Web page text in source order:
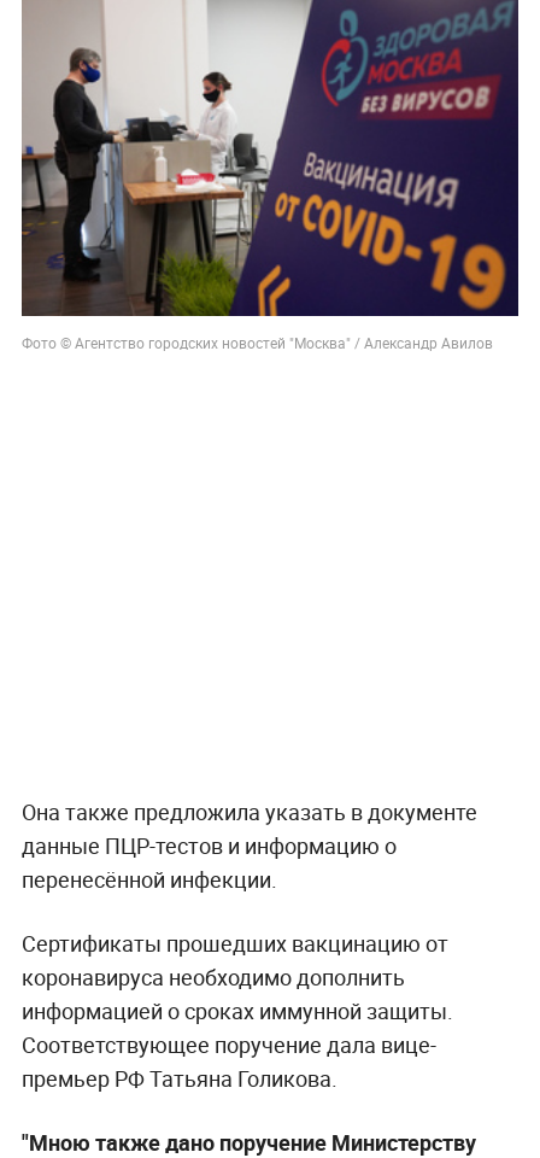
Фото © Агентство городских новостей "Москва" / Александр Авилов
Она также предложила указать в документе
данные ПЦР-тестов и информацию о
перенесённой инфекции.
Сертификаты прошедших вакцинацию от
коронавируса необходимо дополнить
информацией о сроках иммунной защиты.
Соответствующее поручение дала вице-
премьер РФ Татьяна Голикова.
"Мною также дано поручение Министерству